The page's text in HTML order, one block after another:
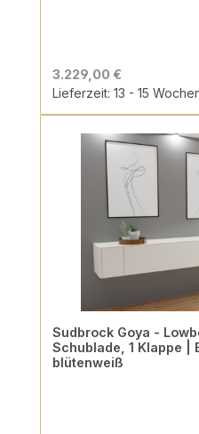
3.229,00 €
Lieferzeit: 13 - 15
Sudbrock Goya -
Schublade, 1 Klappe |
blütenweiß